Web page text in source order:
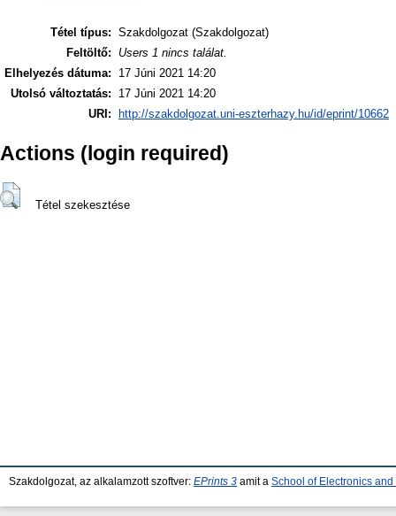
Tétel típus: Szakdolgozat (Szakdolgozat)
Feltöltő:
Users 1 nincs találat.
Elhelyezés dátuma:
17 Júni 2021 14:20
Utolsó változtatás:
17 Júni 2021 14:20
URI:
http://szakdolgozat.uni-eszterhazy.hu/id/eprint/10662
Actions (login required)
Tétel szekesztése
Szakdolgozat, az alkalamzott szoftver: EPrints 3 amit a School of Electronics